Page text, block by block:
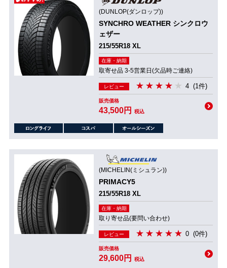
(DUNLOP(ダンロップ))
SYNCHRO WEATHER シンクロウ
ェザー
215/55R18 XL
在庫・納期
取寄せ品 3-5営業日(欠品時ご連絡)
レビュー 4 (1件)
販売価格
43,500円 税込
(MICHELIN(ミシュラン))
PRIMACY5
215/55R18 XL
在庫・納期
取り寄せ品(要問い合わせ)
レビュー 0 (0件)
販売価格
29,600円 税込